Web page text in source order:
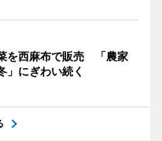
を西麻布で販売 「農家
」にぎわい続く